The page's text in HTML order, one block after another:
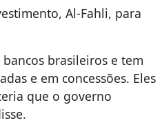
Al-Fahli, para
brasileiros e tem
e em concessões. Eles
que o governo